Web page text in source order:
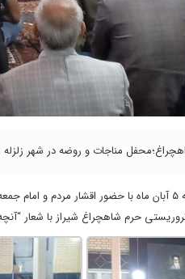
مناجات و روضه در شهر
” شب پنج شنبه ۵ آبان ماه با حضور اقشار
حرم شاهچراغ شیراز با شعار